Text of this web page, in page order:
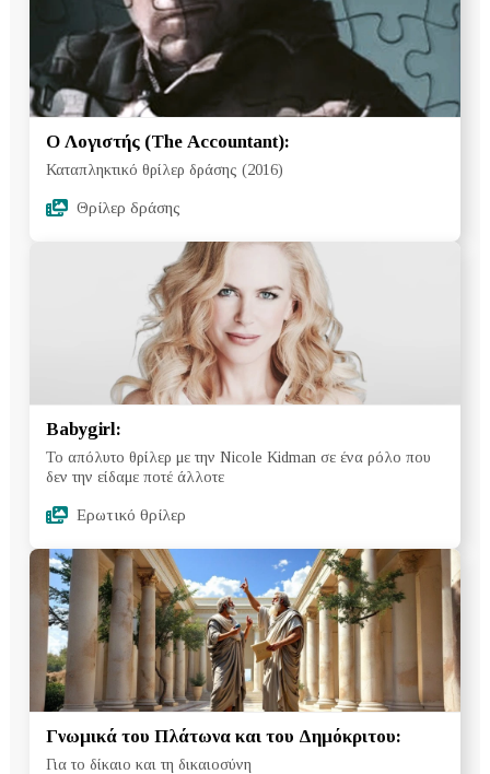
Ο Λογιστής (The Accountant):
Καταπληκτικό θρίλερ δράσης (2016)
Θρίλερ δράσης
Babygirl:
Το απόλυτο θρίλερ με την Nicole Kidman σε ένα ρόλο που
δεν την είδαμε ποτέ άλλοτε
Ερωτικό θρίλερ
Γνωμικά του Πλάτωνα και του Δημόκριτου:
Για το δίκαιο και τη δικαιοσύνη